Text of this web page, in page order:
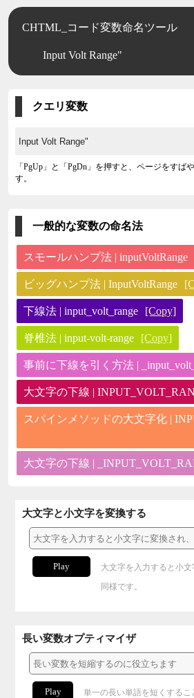
CHTML_コード変数命名ツール
Input Volt Range"
クエリ変数
「PgUp」と「PgDn」を押すと、ページをすば
す。
一般的な変数の命名法
スモールハンプ法 | inputVoltRange
ビッグハンプ法 | InputVoltRange
下線法 | input_volt_range [Copy]
脊椎法 | input-volt-range [Copy]
事前に下線を引く方法 |
大文字の下線 |
スパインメソッドの大文字化 |
大文字の下線 |
大文字と小文字を変換する
Play
大文字を入力すると小
同様です。
長い変数オプティマイザ
Play
単一の長い単語を短くする